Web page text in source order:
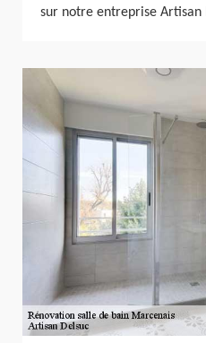
sur notre entreprise Artisan